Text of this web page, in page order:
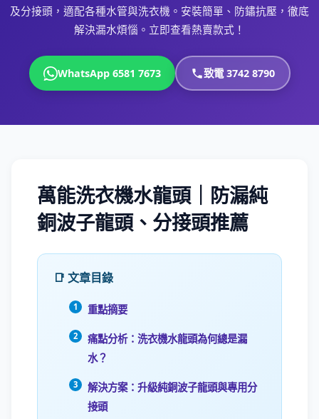
及分接頭，適配各種水管與洗衣機。安裝簡單、防鏽抗壓，徹底
解決漏水煩惱。立即查看熱賣款式！
WhatsApp 6581 7673 致電 3742 8790
萬能洗衣機水龍頭｜防漏純
銅波子龍頭、分接頭推薦
📑 文章目錄
重點摘要
痛點分析：洗衣機水龍頭為何總是漏
水？
解決方案：升級純銅波子龍頭與專用分
接頭